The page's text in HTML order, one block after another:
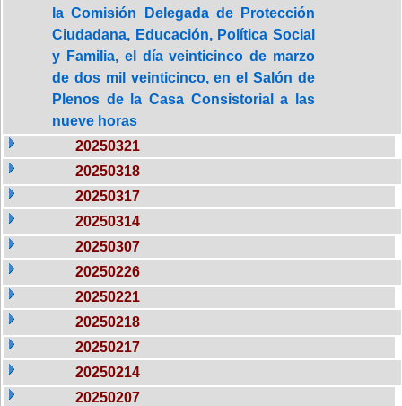
la Comisión Delegada de Protección
Ciudadana, Educación, Política Social
y Familia, el día veinticinco de marzo
de dos mil veinticinco, en el Salón de
Plenos de la Casa Consistorial a las
nueve horas
20250321
20250318
20250317
20250314
20250307
20250226
20250221
20250218
20250217
20250214
20250207